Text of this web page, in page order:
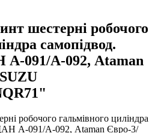
шестерні робочого
самопідвод.
091/А-092, Ataman
робочого гальмівного циліндра
А-091/А-092, Ataman Євро-3/